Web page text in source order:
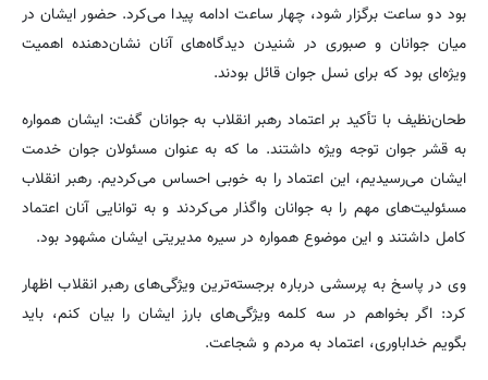
بود دو ساعت برگزار شود، چهار ساعت ادامه پیدا می‌کرد. حضور ایشان در
میان جوانان و صبوری در شنیدن دیدگاه‌های آنان نشان‌دهنده اهمیت
ویژه‌ای بود که برای نسل جوان قائل بودند.
طحان‌نظیف با تأکید بر اعتماد رهبر انقلاب به جوانان گفت: ایشان همواره
به قشر جوان توجه ویژه داشتند. ما که به عنوان مسئولان جوان خدمت
ایشان می‌رسیدیم، این اعتماد را به خوبی احساس می‌کردیم. رهبر انقلاب
مسئولیت‌های مهم را به جوانان واگذار می‌کردند و به توانایی آنان اعتماد
کامل داشتند و این موضوع همواره در سیره مدیریتی ایشان مشهود بود.
وی در پاسخ به پرسشی درباره برجسته‌ترین ویژگی‌های رهبر انقلاب اظهار
کرد: اگر بخواهم در سه کلمه ویژگی‌های بارز ایشان را بیان کنم، باید
بگویم خداباوری، اعتماد به مردم و شجاعت.